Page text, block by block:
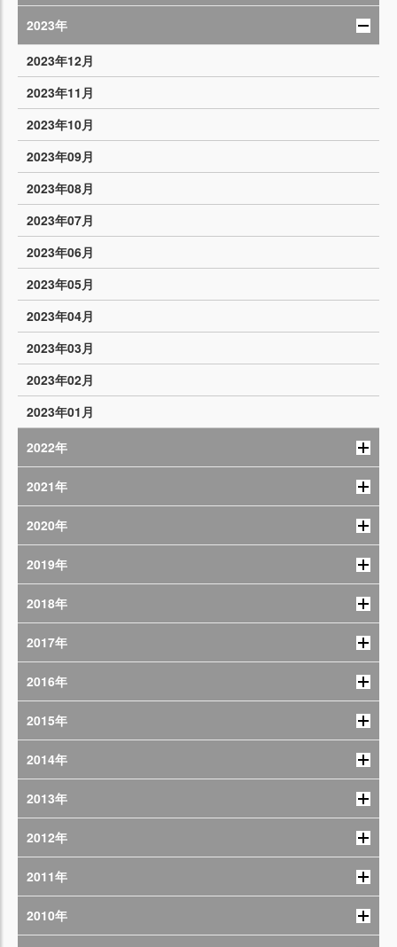
2023年
2023年12月
2023年11月
2023年10月
2023年09月
2023年08月
2023年07月
2023年06月
2023年05月
2023年04月
2023年03月
2023年02月
2023年01月
2022年
2021年
2020年
2019年
2018年
2017年
2016年
2015年
2014年
2013年
2012年
2011年
2010年